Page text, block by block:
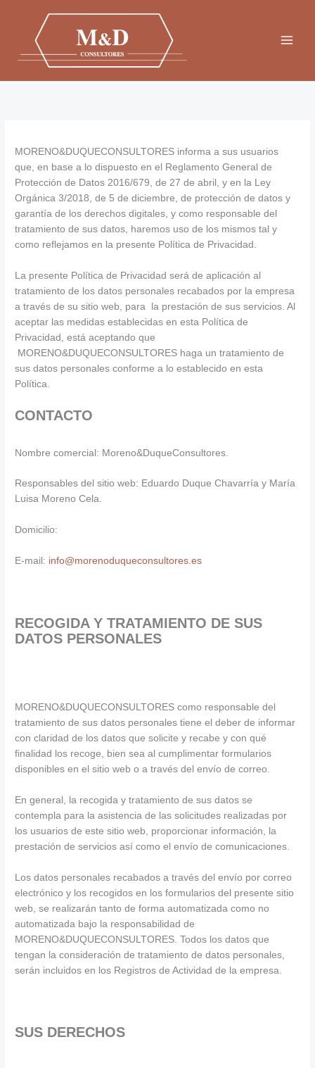
contenido
MORENO&DUQUECONSULTORES informa a sus usuarios
que, en base a lo dispuesto en el Reglamento General de
Protección de Datos 2016/679, de 27 de abril, y en la Ley
Orgánica 3/2018, de 5 de diciembre, de protección de datos y
garantía de los derechos digitales, y como responsable del
tratamiento de sus datos, haremos uso de los mismos tal y
como reflejamos en la presente Política de Privacidad.
La presente Política de Privacidad será de aplicación al
tratamiento de los datos personales recabados por la empresa
a través de su sitio web, para la prestación de sus servicios. Al
aceptar las medidas establecidas en esta Política de
Privacidad, está aceptando que
MORENO&DUQUECONSULTORES haga un tratamiento de
sus datos personales conforme a lo establecido en esta
Política.
CONTACTO
Nombre comercial: Moreno&DuqueConsultores.
Responsables del sitio web: Eduardo Duque Chavarría y María
Luisa Moreno Cela.
Domicilio:
E-mail: info@morenoduqueconsultores.es
RECOGIDA Y TRATAMIENTO DE SUS
DATOS PERSONALES
MORENO&DUQUECONSULTORES como responsable del
tratamiento de sus datos personales tiene el deber de informar
con claridad de los datos que solicite y recabe y con qué
finalidad los recoge, bien sea al cumplimentar formularios
disponibles en el sitio web o a través del envío de correo.
En general, la recogida y tratamiento de sus datos se
contempla para la asistencia de las solicitudes realizadas por
los usuarios de este sitio web, proporcionar información, la
prestación de servicios así como el envío de comunicaciones.
Los datos personales recabados a través del envío por correo
electrónico y los recogidos en los formularios del presente sitio
web, se realizarán tanto de forma automatizada como no
automatizada bajo la responsabilidad de
MORENO&DUQUECONSULTORES. Todos los datos que
tengan la consideración de tratamiento de datos personales,
serán incluidos en los Registros de Actividad de la empresa.
SUS DERECHOS